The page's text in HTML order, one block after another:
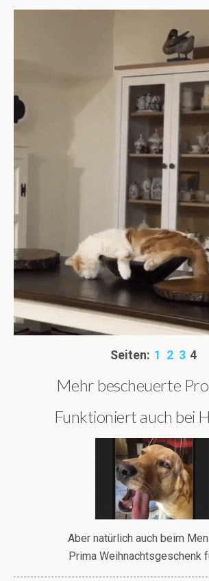
Seiten: 1 2 3 4
Mehr bescheuerte
Funktioniert auch bei
Aber natürlich auch beim
Prima Weihnachtsgeschenk